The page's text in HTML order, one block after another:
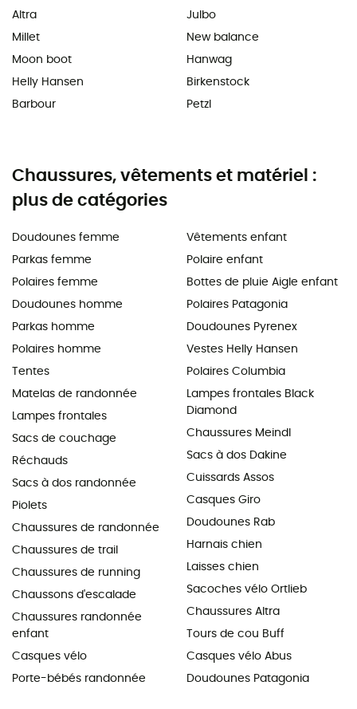
Altra
Millet
Moon boot
Helly Hansen
Barbour
Julbo
New balance
Hanwag
Birkenstock
Petzl
Chaussures, vêtements et matériel :
plus de catégories
Doudounes femme
Parkas femme
Polaires femme
Doudounes homme
Parkas homme
Polaires homme
Tentes
Matelas de randonnée
Lampes frontales
Sacs de couchage
Réchauds
Sacs à dos randonnée
Piolets
Chaussures de randonnée
Chaussures de trail
Chaussures de running
Chaussons d'escalade
Chaussures randonnée
enfant
Casques vélo
Porte-bébés randonnée
Vêtements enfant
Polaire enfant
Bottes de pluie Aigle enfant
Polaires Patagonia
Doudounes Pyrenex
Vestes Helly Hansen
Polaires Columbia
Lampes frontales Black
Diamond
Chaussures Meindl
Sacs à dos Dakine
Cuissards Assos
Casques Giro
Doudounes Rab
Harnais chien
Laisses chien
Sacoches vélo Ortlieb
Chaussures Altra
Tours de cou Buff
Casques vélo Abus
Doudounes Patagonia